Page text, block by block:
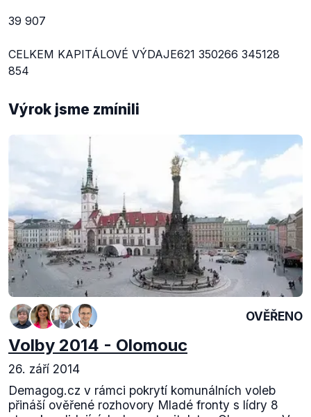
39 907
CELKEM KAPITÁLOVÉ VÝDAJE621 350266 345128
854
Výrok jsme zmínili
OVĚŘENO
Volby 2014 - Olomouc
26. září 2014
Demagog.cz v rámci pokrytí komunálních voleb
přináší ověřené rozhovory Mladé fronty s lídry 8